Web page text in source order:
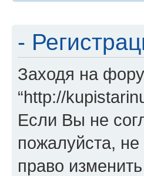
-
Заходя на
“http://
Если Вы не
пожалуйста,
право